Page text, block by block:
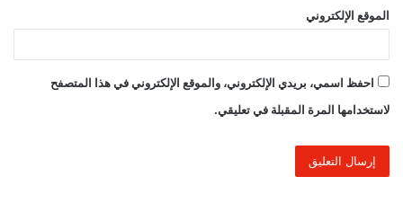
الموقع الإلكتروني
احفظ اسمي، بريدي الإلكتروني، والموقع الإلكتروني في هذا المتصفح
لاستخدامها المرة المقبلة في تعليقي.